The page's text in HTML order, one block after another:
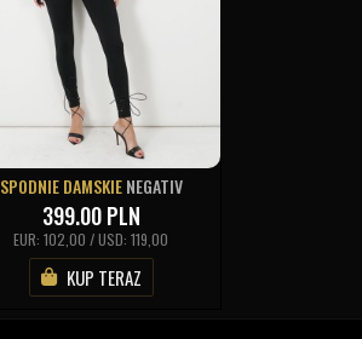
SPODNIE DAMSKIENEGATIV
399.00PLN
EUR: 102,00 / USD: 119,00
KUP TERAZ